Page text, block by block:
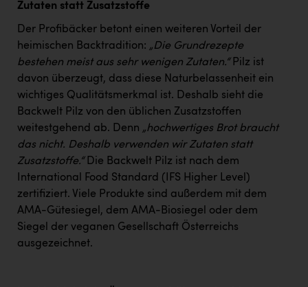
Zutaten statt Zusatzstoffe
Der Profibäcker betont einen weiteren Vorteil der
heimischen Backtradition: „Die Grundrezepte
bestehen meist aus sehr wenigen Zutaten.“Pilz ist
davon überzeugt, dass diese Naturbelassenheit ein
wichtiges Qualitätsmerkmal ist. Deshalb sieht die
Backwelt Pilz von den üblichen Zusatzstoffen
weitestgehend ab. Denn „hochwertiges Brot braucht
das nicht. Deshalb verwenden wir Zutaten statt
Zusatzstoffe.“Die Backwelt Pilz ist nach dem
International Food Standard (IFS Higher Level)
zertifiziert. Viele Produkte sind außerdem mit dem
AMA-Gütesiegel, dem AMA-Biosiegel oder dem
Siegel der veganen Gesellschaft Österreichs
ausgezeichnet.